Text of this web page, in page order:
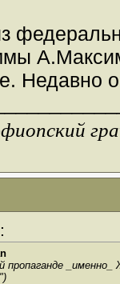
Недавно
пропаганде